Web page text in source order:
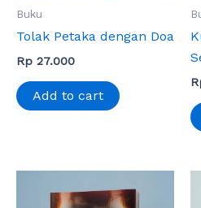
Buku
Tolak Petaka dengan Doa
Rp 27.000
Add to cart